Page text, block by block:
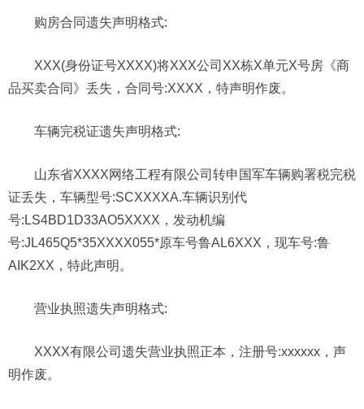
购房合同遗失声明格式:
XXX(身份证号XXXX)将XXX公司XX栋X单元X号房《商
品买卖合同》丢失，合同号:XXXX，特声明作废。
车辆完税证遗失声明格式:
山东省XXXX网络工程有限公司转申国军车辆购署税完税
证丢失，车辆型号:SCXXXXA.车辆识别代
号:LS4BD1D33AO5XXXX，发动机编
号:JL465Q5*35XXXX055*原车号鲁AL6XXX，现车号:鲁
AIK2XX，特此声明。
营业执照遗失声明格式:
XXXX有限公司遗失营业执照正本，注册号:xxxxxx，声
明作废。